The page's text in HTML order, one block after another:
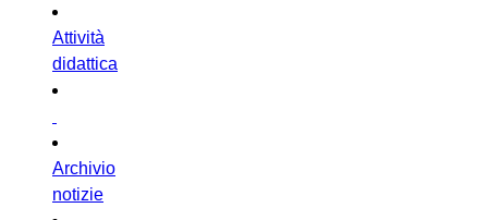
Attività
didattica
Archivio
notizie